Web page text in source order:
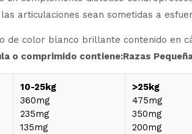
articulaciones sean sometidas a
de color blanco brillante contenido en
o comprimido contiene:Razas
10-25kg
360mg
235mg
135mg
>25kg
475mg
350mg
200mg